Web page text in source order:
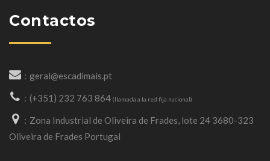
Contactos
geral@escadimais.pt
(+351) 232 763 864 (llamada a la red fija nacional)
Zona Industrial de Oliveira de Frades, lote 24 3680-323
Oliveira de Frades Portugal